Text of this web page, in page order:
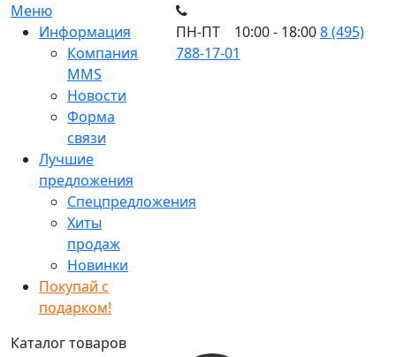
Меню
Информация
Компания
MMS
Новости
Форма
связи
Лучшие
предложения
Спецпредложения
Хиты
продаж
Новинки
Покупай с
подарком!
ПН-ПТ 10:00 - 18:008 (495)
788-17-01
Каталог товаров